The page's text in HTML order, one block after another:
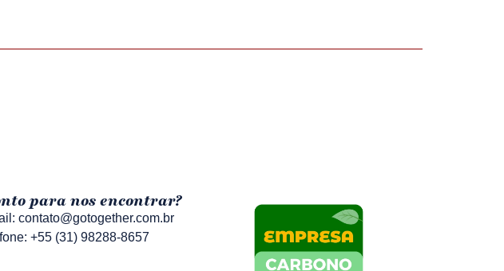
para nos encontrar?
contato@gotogether.com.br
+55 (31) 98288-8657